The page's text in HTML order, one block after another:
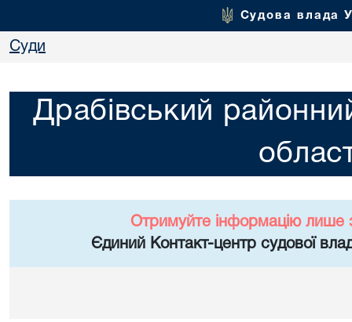
Судова влада
Суди
Драбівський
Отримуйте інформацію лише
Єдиний Контакт-центр судової